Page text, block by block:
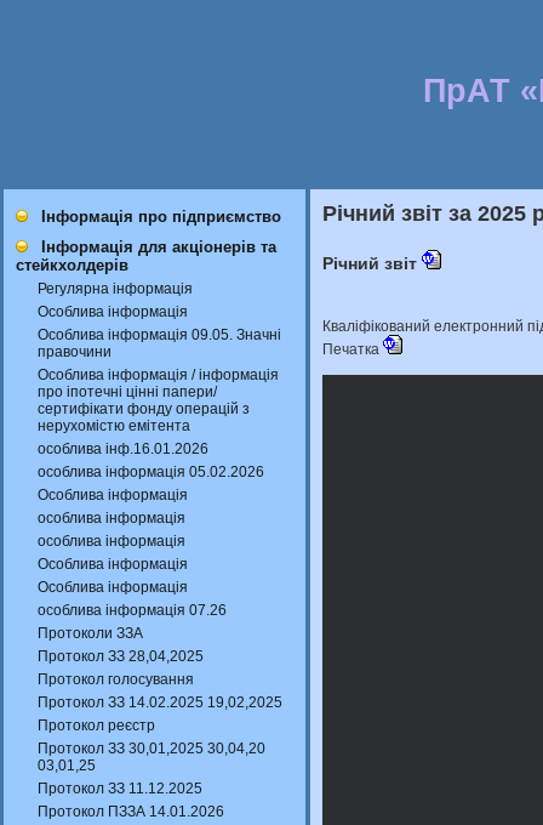
ПрАТ
Інформація про підприємство
Інформація для акціонерів та
стейкхолдерів
Регулярна інформація
Особлива інформація
Особлива інформація 09.05. Значні
правочини
Особлива інформація / інформація
про іпотечні цінні папери/
сертифікати фонду операцій з
нерухомістю емітента
особлива інф.16.01.2026
особлива інформація 05.02.2026
Особлива інформація
особлива інформація
особлива інформація
Особлива інформація
Особлива інформація
особлива інформація 07.26
Протоколи ЗЗА
Протокол ЗЗ 28,04,2025
Протокол голосування
Протокол ЗЗ 14.02.2025 19,02,2025
Протокол реєстр
Протокол ЗЗ 30,01,2025 30,04,20
03,01,25
Протокол ЗЗ 11.12.2025
Протокол ПЗЗА 14.01.2026
Річний звіт за 2025
Річний звіт
Кваліфікований електронний
Печатка